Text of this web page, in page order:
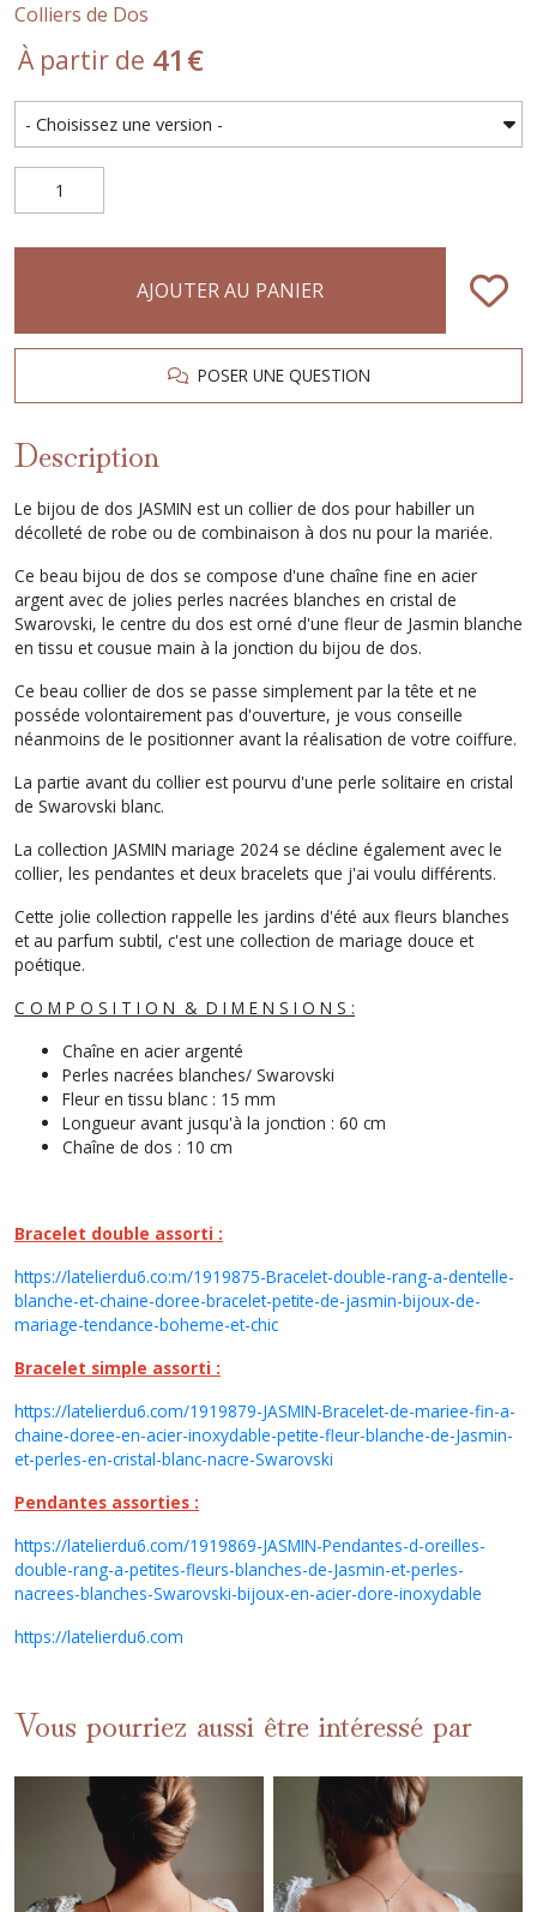
Colliers de Dos
À partir de 41 €
AJOUTER AU PANIER
POSER UNE QUESTION
Description
Le bijou de dos JASMIN est un collier de dos pour habiller un
décolleté de robe ou de combinaison à dos nu pour la mariée.
Ce beau bijou de dos se compose d'une chaîne fine en acier
argent avec de jolies perles nacrées blanches en cristal de
Swarovski, le centre du dos est orné d'une fleur de Jasmin blanche
en tissu et cousue main à la jonction du bijou de dos.
Ce beau collier de dos se passe simplement par la tête et ne
posséde volontairement pas d'ouverture, je vous conseille
néanmoins de le positionner avant la réalisation de votre coiffure.
La partie avant du collier est pourvu d'une perle solitaire en cristal
de Swarovski blanc.
La collection JASMIN mariage 2024 se décline également avec le
collier, les pendantes et deux bracelets que j'ai voulu différents.
Cette jolie collection rappelle les jardins d'été aux fleurs blanches
et au parfum subtil, c'est une collection de mariage douce et
poétique.
C O M P O S I T I O N & D I M E N S I O N S :
Chaîne en acier argenté
Perles nacrées blanches/ Swarovski
Fleur en tissu blanc : 15 mm
Longueur avant jusqu'à la jonction : 60 cm
Chaîne de dos : 10 cm
Bracelet double assorti :
https://latelierdu6.co:m/1919875-Bracelet-double-rang-a-dentelle-
blanche-et-chaine-doree-bracelet-petite-de-jasmin-bijoux-de-
mariage-tendance-boheme-et-chic
Bracelet simple assorti :
https://latelierdu6.com/1919879-JASMIN-Bracelet-de-mariee-fin-a-
chaine-doree-en-acier-inoxydable-petite-fleur-blanche-de-Jasmin-
et-perles-en-cristal-blanc-nacre-Swarovski
Pendantes assorties :
https://latelierdu6.com/1919869-JASMIN-Pendantes-d-oreilles-
double-rang-a-petites-fleurs-blanches-de-Jasmin-et-perles-
nacrees-blanches-Swarovski-bijoux-en-acier-dore-inoxydable
https://latelierdu6.com
Vous pourriez aussi être intéressé par